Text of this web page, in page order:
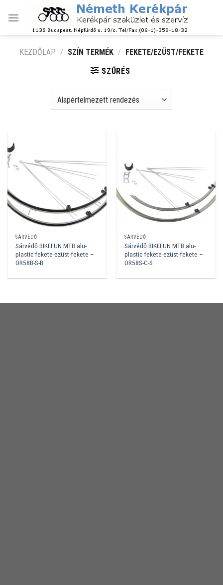
KEZDŐLAP / SZÍN TERMÉK / FEKETE/EZÜST/FEKETE
SZŰRÉS
SÁRVÉDŐ
Sárvédő BIKEFUN MTB alu-
plastic fekete-ezüst-fekete –
OR58B-S-B
SÁRVÉDŐ
Sárvédő BIKEFUN MTB alu-
plastic fekete-ezüst-fekete –
OR58S-C-S